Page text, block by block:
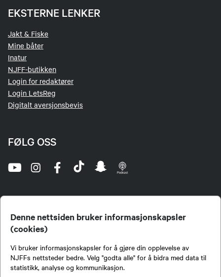
Denne nettsiden bruker informasjonskapsler
(cookies)
Vi bruker informasjonskapsler for å gjøre din opplevelse av
NJFFs nettsteder bedre. Velg "godta alle" for å bidra med data til
statistikk, analyse og kommunikasjon.
EKSTERNE LENKER
Jakt & Fiske
Mine båter
Inatur
NJFF-butikken
Login for redaktører
Login LetsReg
Digitalt aversjonsbevis
FØLG OSS
jegere og sportsfiskere og et av de viktigste miljøene for formidling av kunnskap om jakt og
fiske i Norge. Vi er en partipolitisk nøytral organisasjon, men har et sterkt jakt-, fiske-, og
naturpolitisk engasjement i mange saker.